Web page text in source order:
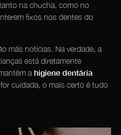
na chucha, como no
fixos nos dentes do
más notícias. Na verdade, a
está diretamente
a higiene dentária
cuidada, o mais certo é tudo